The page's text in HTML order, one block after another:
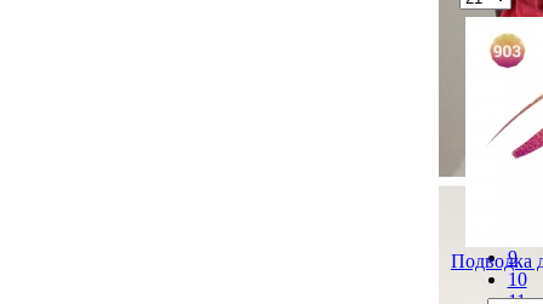
3
4
9
10
Подводка